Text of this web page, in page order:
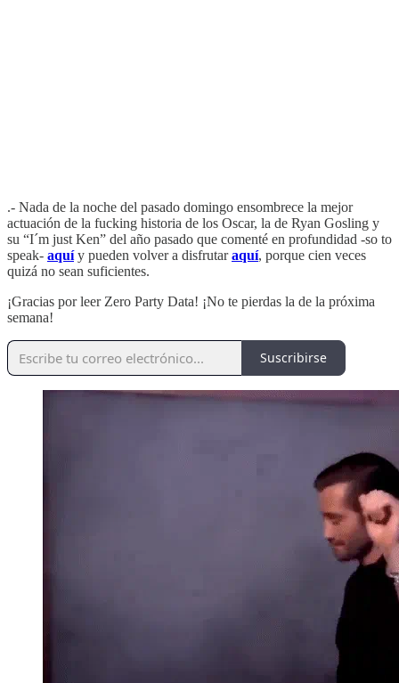
.- Nada de la noche del pasado domingo ensombrece la mejor
actuación de la fucking historia de los Oscar, la de Ryan Gosling y
su “I´m just Ken” del año pasado que comenté en profundidad -so to
speak- aquíy pueden volver a disfrutaraquí, porque cien veces
quizá no sean suficientes.
¡Gracias por leer Zero Party Data! ¡No te pierdas la de la próxima
semana!
Suscribirse